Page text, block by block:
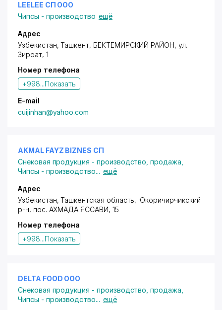
LEELEE СП ООО
Чипсы - производство ещё
Адрес
Узбекистан, Ташкент, БЕКТЕМИРСКИЙ РАЙОН, ул.
Зироат, 1
Номер телефона
+998...Показать
E-mail
cuijinhan@yahoo.com
AKMAL FAYZ BIZNES СП
Снековая продукция - производство, продажа
Чипсы - производство... ещё
Адрес
Узбекистан, Ташкентская область, Юкоричирчикский
р-н, пос. АХМАДА ЯССАВИ, 15
Номер телефона
+998...Показать
DELTA FOOD ООО
Снековая продукция - производство, продажа
Чипсы - производство... ещё